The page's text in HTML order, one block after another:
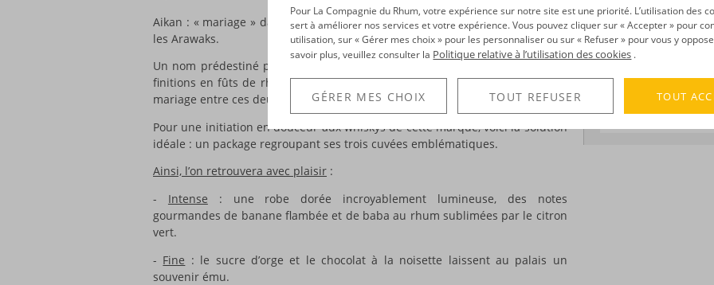
Volume :170CL
Degré :41.7°
DÉCOUVERTE
Voir tous les
Aikan : « mariage » dans la langue des premiers habitants de la Martinique,
les Arawaks.
Un nom prédestiné pour cette marque de whisky écossais qui privilégie les
finitions en fûts de rhum agricole martiniquais, explorant donc les fruits du
mariage entre ces deux alcools !
Pour une initiation en douceur aux whiskys de cette marque, voici la solution
idéale : un package regroupant ses trois cuvées emblématiques.
Ainsi, l’on retrouvera avec plaisir :
- Intense : une robe dorée incroyablement lumineuse, des notes
gourmandes de banane flambée et de baba au rhum sublimées par le citron
vert.
- Fine : le sucre d’orge et le chocolat à la noisette laissent au palais un
souvenir ému.
Pour La Compagnie du Rhum, votre expérience sur notre site est une priorité. L’utilisation des
sert à améliorer nos services et votre expérience. Vous pouvez cliquer sur « Accepter » pour
utilisation, sur « Gérer mes choix » pour les personnaliser ou sur « Refuser » pour vous y
savoir plus, veuillez consulter la Politique relative à l’utilisation des cookies .
GÉRER MES CHOIX TOUT REFUSER TOUT